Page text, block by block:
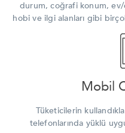
durum, coğrafi konum, ev/
hobi ve ilgi alanları gibi
Mobil
Tüketicilerin
telefonlarında yüklü